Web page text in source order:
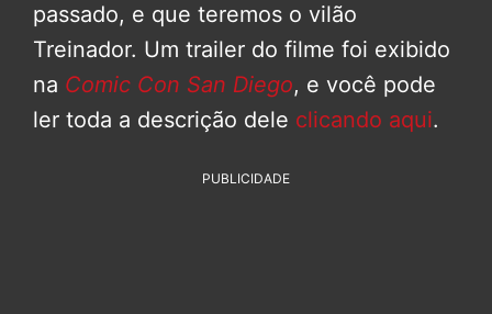
passado, e que teremos o vilão
Treinador. Um trailer do filme foi exibido
na Comic Con San Diego, e você pode
ler toda a descrição dele clicando aqui.
PUBLICIDADE